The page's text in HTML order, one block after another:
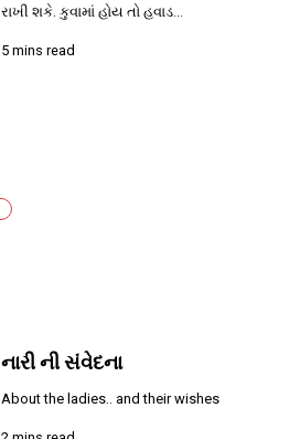
રાખી શકે. કુવામાં હોય તો હવાડ...
5 mins read
નારી ની સંવેદના
About the ladies.. and their wishes